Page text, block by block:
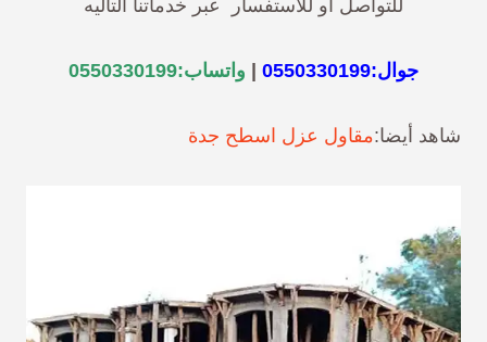
للتواصل أو للاستفسار عبر خدماتنا التاليه
جوال:0550330199
| واتساب:0550330199
شاهد أيضا:مقاول عزل اسطح جدة